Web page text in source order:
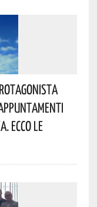
Ecco Le